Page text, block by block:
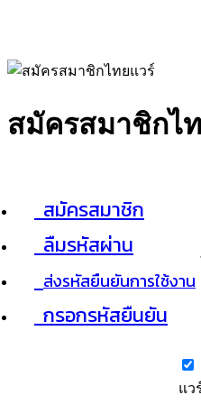
สมัครสมาชิกไ
สมัครสมาชิก
ลืมรหัสผ่าน
ส่งรหัสยืนยันการใช้งาน
กรอกรหัสยืนยัน
แว